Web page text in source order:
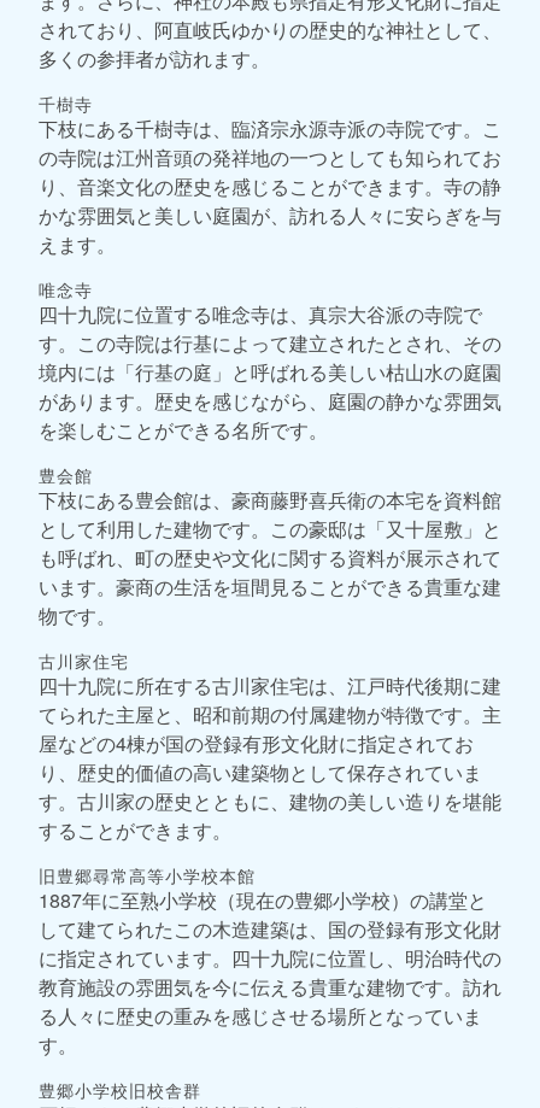
されており、阿直岐氏ゆかりの歴史的な神社として、
多くの参拝者が訪れます。
千樹寺
下枝にある千樹寺は、臨済宗永源寺派の寺院です。こ
の寺院は江州音頭の発祥地の一つとしても知られてお
り、音楽文化の歴史を感じることができます。寺の静
かな雰囲気と美しい庭園が、訪れる人々に安らぎを与
えます。
唯念寺
四十九院に位置する唯念寺は、真宗大谷派の寺院で
す。この寺院は行基によって建立されたとされ、その
境内には「行基の庭」と呼ばれる美しい枯山水の庭園
があります。歴史を感じながら、庭園の静かな雰囲気
を楽しむことができる名所です。
豊会館
下枝にある豊会館は、豪商藤野喜兵衛の本宅を資料館
として利用した建物です。この豪邸は「又十屋敷」と
も呼ばれ、町の歴史や文化に関する資料が展示されて
います。豪商の生活を垣間見ることができる貴重な建
物です。
古川家住宅
四十九院に所在する古川家住宅は、江戸時代後期に建
てられた主屋と、昭和前期の付属建物が特徴です。主
屋などの4棟が国の登録有形文化財に指定されてお
り、歴史的価値の高い建築物として保存されていま
す。古川家の歴史とともに、建物の美しい造りを堪能
することができます。
旧豊郷尋常高等小学校本館
1887年に至熟小学校（現在の豊郷小学校）の講堂と
して建てられたこの木造建築は、国の登録有形文化財
に指定されています。四十九院に位置し、明治時代の
教育施設の雰囲気を今に伝える貴重な建物です。訪れ
る人々に歴史の重みを感じさせる場所となっていま
す。
豊郷小学校旧校舎群